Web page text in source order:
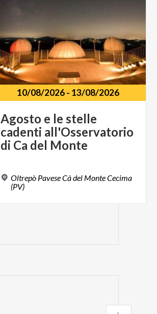
10/08/2026- 13/08/2026
Agosto e le stelle
cadenti all'Osservatorio
di Ca del Monte
Oltrepò Pavese Cà del Monte Cecima
(PV)